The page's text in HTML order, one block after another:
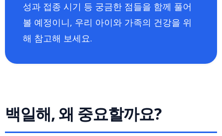
성과 접종 시기 등 궁금한 점들을 함께 풀어
볼 예정이니, 우리 아이와 가족의 건강을 위
해 참고해 보세요.
백일해, 왜 중요할까요?